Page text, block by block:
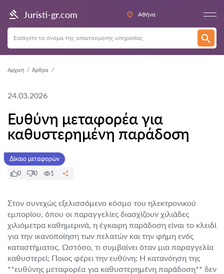
Juristi-gr.com Αθήνα
Αρχική Άρθρα
24.03.2026
Ευθύνη μεταφορέα για
καθυστερημένη παράδοση
Δίκαιο μεταφορών
0
0 1
Στον συνεχώς εξελισσόμενο κόσμο του ηλεκτρονικού
εμπορίου, όπου οι παραγγελίες διασχίζουν χιλιάδες
χιλιόμετρα καθημερινά, η έγκαιρη παράδοση είναι το κλειδί
για την ικανοποίηση των πελατών και την φήμη ενός
καταστήματος. Ωστόσο, τι συμβαίνει όταν μια παραγγελία
καθυστερεί; Ποιος φέρει την ευθύνη; Η κατανόηση της
**ευθύνης μεταφορέα για καθυστερημένη παράδοση** δεν